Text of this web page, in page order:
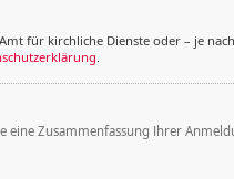
für kirchliche Dienste oder – je
Zusammenfassung Ihrer